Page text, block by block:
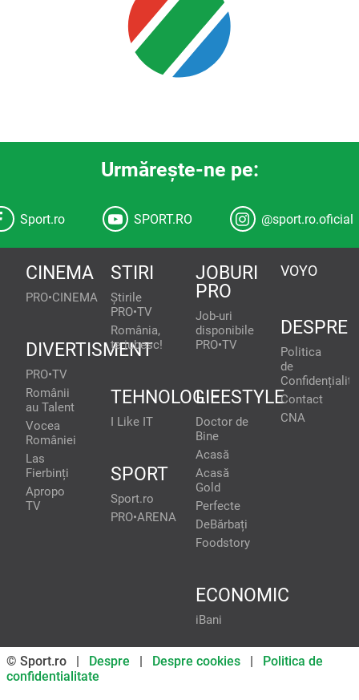
Urmăreşte-ne pe:
Sport.ro SPORT.RO @sport.ro.oficial
CINEMA
PRO•CINEMA
DIVERTISMENT
PRO•TV
Românii
au Talent
Vocea
României
Las
Fierbinți
Apropo
TV
STIRI
Știrile
PRO•TV
România,
te iubesc!
TEHNOLOGIE
I Like IT
SPORT
Sport.ro
PRO•ARENA
JOBURI
PRO
Job-uri
disponibile
PRO•TV
LIFESTYLE
Doctor de
Bine
Acasă
Acasă
Gold
Perfecte
DeBărbați
Foodstory
ECONOMIC
iBani
VOYO
DESPRE
Politica
de
Contact
CNA
© Sport.ro | Despre Despre cookies
Politica de
confidentialitate